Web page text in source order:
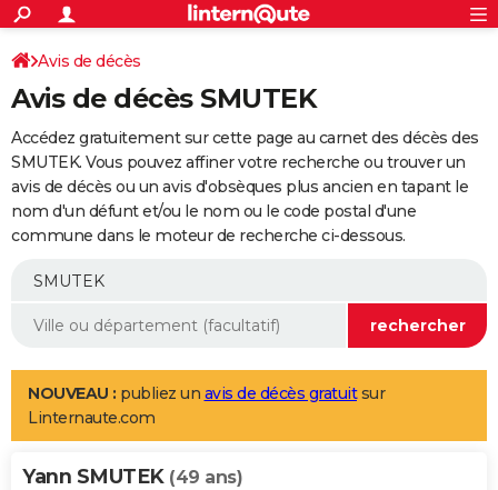
ACTUALITÉS
Politique
Société
Faits Divers
Education
Monde
Villes
+
SPORT
Coupe du monde 2026
Football
Tennis
Cyclisme
Rugby
Forum
Programme TV
TNT
Streaming
Cinéma
Sorties cinéma
Musique
+
FINANCE
Retraite
Epargne
Immobilier
Risques naturels par ville
Banque
Assurance
AUTO
Essais
Réserver un essai
Citadines
Berlines
SUV
Forum auto
+
Mobiles
Meilleur smartphone
Internet
Ordinateurs
Jeux vidéo
Guide high-tech
Aménagement intérieur
LIFESTYLE
Art de vivre
Bien-être
Loisirs
Mode
Modes de vie
Alimentation
Guide de la santé
Maladies
Médicaments
Sommeil
VOYAGE
Avis de décès
Avis de décès SMUTEK
Accédez gratuitement sur cette page au carnet des décès des
SMUTEK. Vous pouvez affiner votre recherche ou trouver un
avis de décès ou un avis d'obsèques plus ancien en tapant le
nom d'un défunt et/ou le nom ou le code postal d'une
commune dans le moteur de recherche ci-dessous.
NOUVEAU : publiez un avis de décès gratuitsur
Linternaute.com
Yann SMUTEK (49 ans)